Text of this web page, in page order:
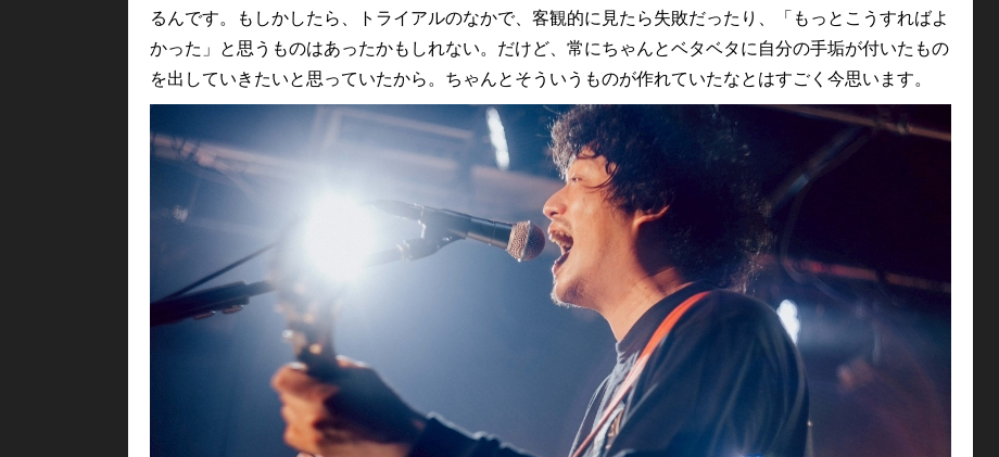
るんです。もしかしたら、トライアルのなかで、客観的に見たら失敗だったり、「もっとこうすればよ
かった」と思うものはあったかもしれない。だけど、常にちゃんとベタベタに自分の手垢が付いたもの
を出していきたいと思っていたから。ちゃんとそういうものが作れていたなとはすごく今思います。